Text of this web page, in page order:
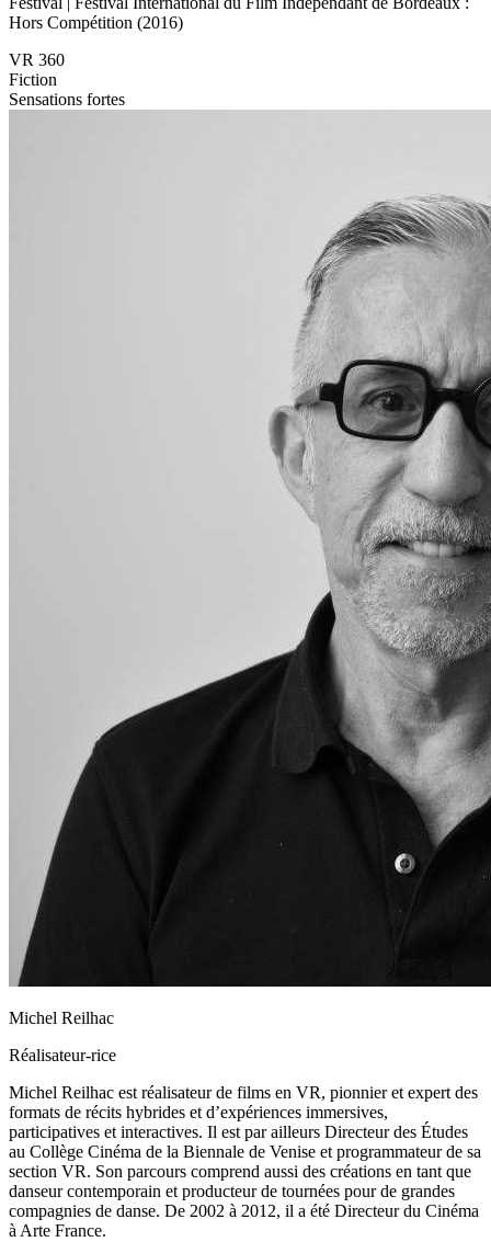
Hors Compétition (2016)
VR 360
Fiction
Sensations fortes
Michel Reilhac
Réalisateur-rice
Michel Reilhac est réalisateur de films en VR, pionnier et expert des
formats de récits hybrides et d’expériences immersives,
participatives et interactives. Il est par ailleurs Directeur des Études
au Collège Cinéma de la Biennale de Venise et programmateur de sa
section VR. Son parcours comprend aussi des créations en tant que
danseur contemporain et producteur de tournées pour de grandes
compagnies de danse. De 2002 à 2012, il a été Directeur du Cinéma
à Arte France.